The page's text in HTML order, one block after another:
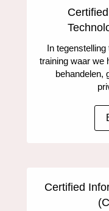
In
training waar we
behandelen,
Certified